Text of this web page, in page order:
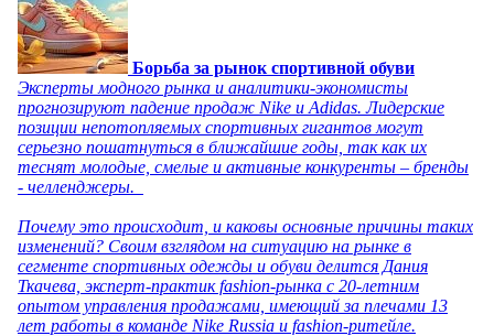
Борьба за рынок спортивной обуви
Эксперты модного рынка и аналитики-экономисты
прогнозируют падение продаж Nike и Adidas. Лидерские
позиции непотопляемых спортивных гигантов могут
серьезно пошатнуться в ближайшие годы, так как их
теснят молодые, смелые и активные конкуренты – бренды
- челленджеры.
Почему это происходит, и каковы основные причины таких
изменений? Своим взглядом на ситуацию на рынке в
сегменте спортивных одежды и обуви делится Дания
Ткачева, эксперт-практик fashion-рынка с 20-летним
опытом управления продажами, имеющий за плечами 13
лет работы в команде Nike Russia и fashion-ритейле.